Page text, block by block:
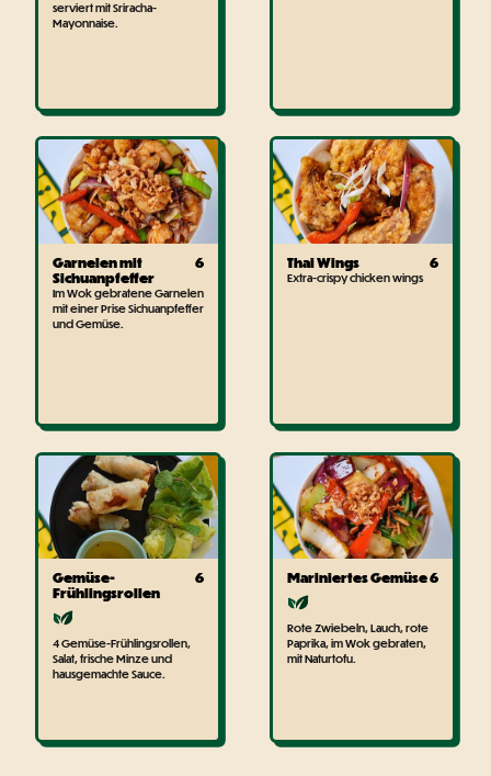
serviert mit Sriracha-
Mayonnaise.
Garnelen mit
Sichuanpfeffer
6
Im Wok gebratene Garnelen
mit einer Prise Sichuanpfeffer
und Gemüse.
Thai Wings 6
Extra-crispy chicken wings
Gemüse-
Frühlingsrollen
6
4 Gemüse-Frühlingsrollen,
Salat, frische Minze und
hausgemachte Sauce.
Mariniertes Gemüse6
Rote Zwiebeln, Lauch, rote
Paprika, im Wok gebraten,
mit Naturtofu.